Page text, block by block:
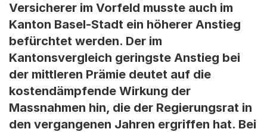
Versicherer im Vorfeld musste auch im
Kanton Basel-Stadt ein höherer Anstieg
befürchtet werden. Der im
Kantonsvergleich geringste Anstieg bei
der mittleren Prämie deutet auf die
kostendämpfende Wirkung der
Massnahmen hin, die der Regierungsrat in
den vergangenen Jahren ergriffen hat. Bei